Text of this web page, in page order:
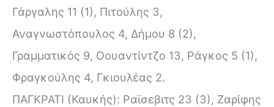
Γάργαλης 11 (1), Πιτούλης 3,
Αναγνωστόπουλος 4, Δήμου 8 (2),
Γραμματικός 9, Οουαντίντζο 13, Ράγκος 5 (1),
Φραγκούλης 4, Γκιουλέας 2.
ΠΑΓΚΡΑΤΙ (Καυκής): Ραϊσεβιτς 23 (3), Ζαρίφης